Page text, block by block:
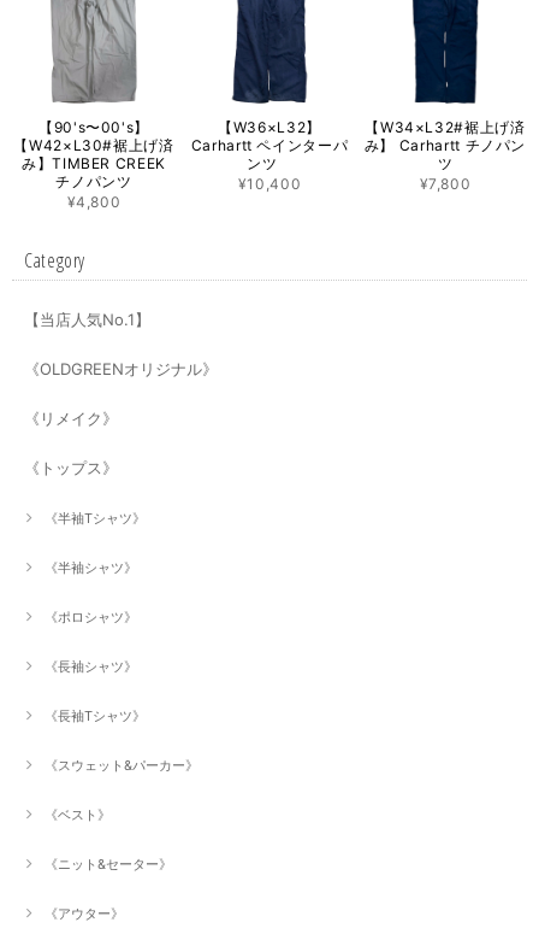
【90's〜00's】
【W42×L30#裾上げ済
み】TIMBER CREEK
チノパンツ
¥4,800
【W36×L32】
Carhartt ペインターパ
ンツ
¥10,400
【W34×L32#裾上げ済
み】 Carhartt チノパン
ツ
¥7,800
Category
【当店人気No.1】
《OLDGREENオリジナル》
《リメイク》
《トップス》
《半袖Tシャツ》
《半袖シャツ》
《ポロシャツ》
《長袖シャツ》
《長袖Tシャツ》
《スウェット&パーカー》
《ベスト》
《ニット&セーター》
《アウター》